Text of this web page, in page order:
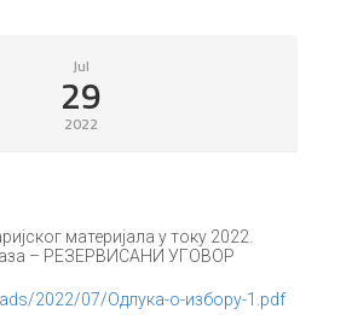
Jul
29
2022
материјала у току 2022.
– РЕЗЕРВИСАНИ УГОВОР
2022/07/Одлука-о-избору-1.pdf